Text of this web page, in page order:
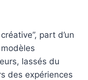
part d’un
lassés du
des expériences